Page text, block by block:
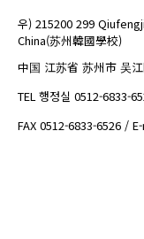
우) 215200 299
China(苏州韓國學校)
中国 江苏省 苏州市 吴
TEL 행정실 0512-6833-
FAX 0512-6833-6526 /